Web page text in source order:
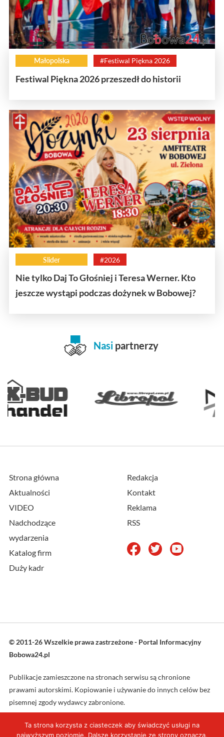
Małopolska #Festiwal Piękna 2026
Festiwal Piękna 2026 przeszedł do historii
Slider #2026
Nie tylko Daj To Głośniej i Teresa Werner. Kto
jeszcze wystąpi podczas dożynek w Bobowej?
Nasi partnerzy
Strona główna
Aktualności
VIDEO
Nadchodzące
wydarzenia
Katalog firm
Duży kadr
Redakcja
Kontakt
Reklama
RSS
© 2011-26 Wszelkie prawa zastrzeżone - Portal Informacyjny
Bobowa24.pl
Publikacje zamieszczone na stronach serwisu są chronione
prawami autorskimi. Kopiowanie i używanie do innych celów bez
pisemnej zgody wydawcy zabronione.
Projekt oraz wykonanie: L4web.pl
Ta strona korzysta z ciasteczek aby świadczyć usługi na
najwyższym poziomie. Dalsze korzystanie ze strony oznacza,